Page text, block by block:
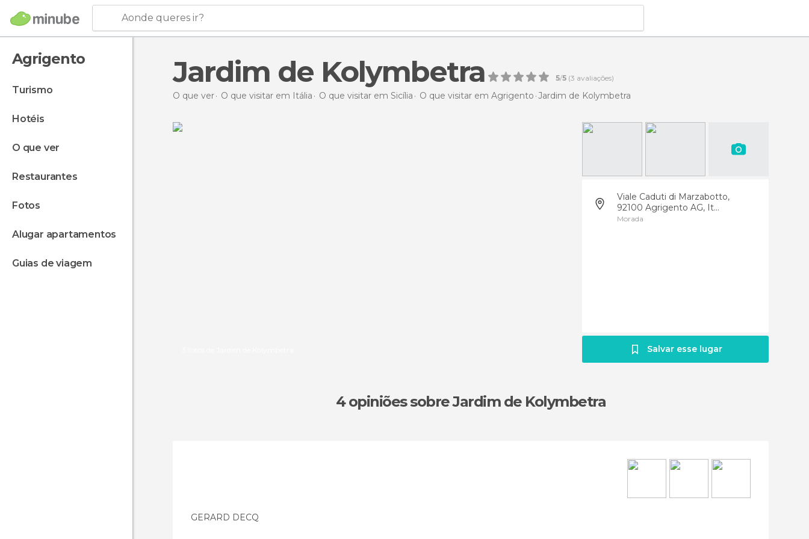
Aonde queres ir?
Agrigento
turismo
hotéis
o que ver
restaurantes
fotos
alugar apartamentos
guias de viagem
Jardim de Kolymbetra 5/5 (3 avaliações)
O que ver O que visitar em Itália O que visitar em Sicília O que visitar em Agrigento Jardim de Kolymbetra
Viale Caduti di Marzabotto,
92100 Agrigento AG, It...
Morada
Salvar esse lugar
4 opiniõessobre Jardim de Kolymbetra
GERARD DECQ